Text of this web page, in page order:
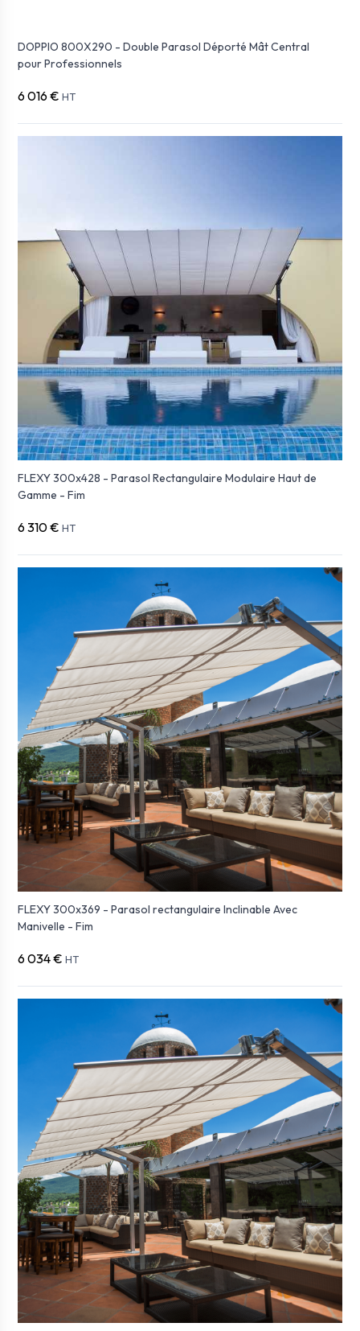
DOPPIO 800X290 - Double Parasol Déporté Mât Central
pour Professionnels
6 016 € HT
FLEXY 300x428 - Parasol Rectangulaire Modulaire Haut de
Gamme - Fim
6 310 € HT
FLEXY 300x369 - Parasol rectangulaire Inclinable Avec
Manivelle - Fim
6 034 € HT